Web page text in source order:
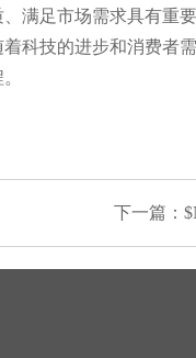
满足市场需求具有
科技的进步和消费
下一篇：